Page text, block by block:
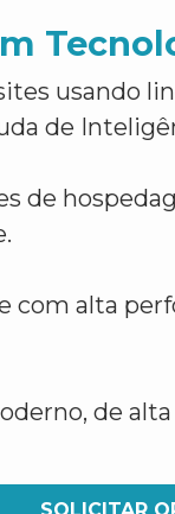
usando
de
de
com alta
de